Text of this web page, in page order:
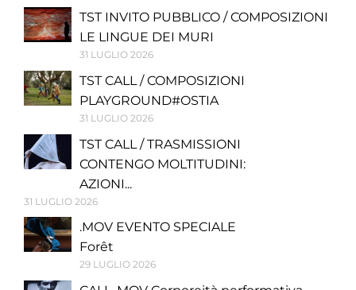
TST INVITO PUBBLICO / COMPOSIZIONI
LE LINGUE DEI MURI
31 LUGLIO 2026
TST CALL / COMPOSIZIONI
PLAYGROUND#OSTIA
31 LUGLIO 2026
TST CALL / TRASMISSIONI
CONTENGO MOLTITUDINI:
AZIONI...
31 LUGLIO 2026
.MOV EVENTO SPECIALE
Forêt
29 LUGLIO 2026